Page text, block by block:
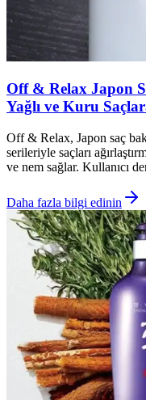
Off & Relax Japon
Yağlı ve Kuru
Off & Relax, Japon saç
serileriyle saçları
ve nem sağlar. Kullanıcı
Daha fazla bilgi edinin